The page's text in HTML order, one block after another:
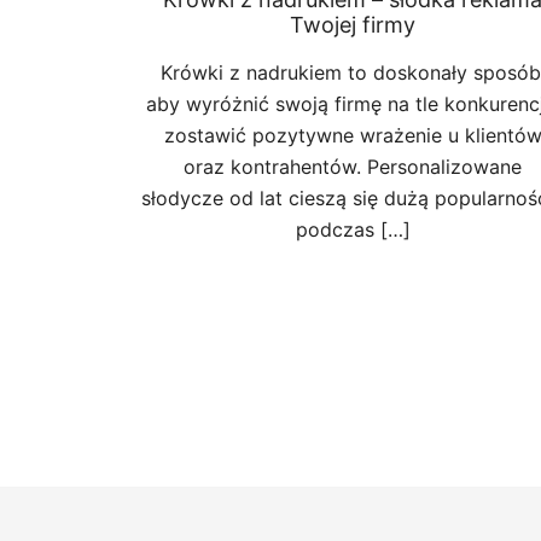
Twojej firmy
Krówki z nadrukiem to doskonały
aby wyróżnić swoją firmę na tle
zostawić pozytywne wrażenie u klientów
oraz kontrahentów. Personalizowane
słodycze od lat cieszą się dużą
podczas […]